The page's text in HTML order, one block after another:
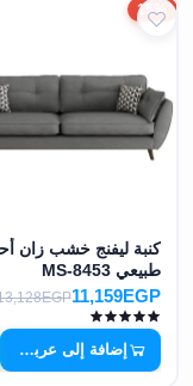
15%
كنبة ليفنج خشب زان
طبيعي MS-8453
11,159EGP
إضافة إلى عربة التسوق